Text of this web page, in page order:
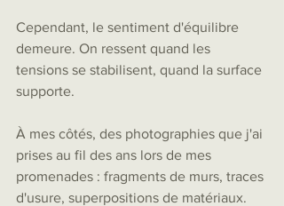
Cependant, le sentiment d'équilibre
demeure. On ressent quand les
tensions se stabilisent, quand la surface
supporte.
À mes côtés, des photographies que j'ai
prises au fil des ans lors de mes
promenades : fragments de murs, traces
d'usure, superpositions de matériaux.